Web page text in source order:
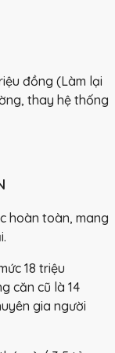
đồng (Làm lại
thay hệ thống
hoàn toàn, mang
18 triệu
căn cũ là 14
gia người